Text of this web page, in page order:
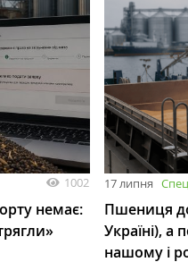
1002
немає:
17 липня
Пшениця
Україні), а
нашому і